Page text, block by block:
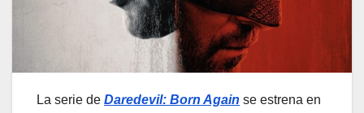
La serie de Daredevil: Born Again se estrena en